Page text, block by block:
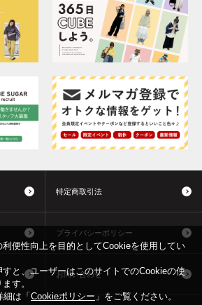
特定商取引法
プライバシーポリシー
お問い合わせ
便性向上を目的としてCookieを使用してい
と、ユーザーはこのサイトでのCookieの使
す。
は「 Cookieポリシー 」をご覧ください。